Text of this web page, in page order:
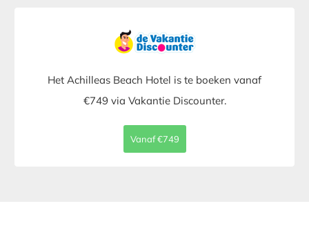
Het Achilleas Beach Hotel is te boeken vanaf
€749 via Vakantie Discounter.
Vanaf €749